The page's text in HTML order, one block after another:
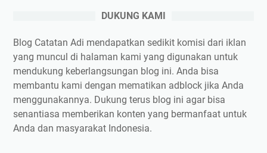
DUKUNG KAMI
Blog Catatan Adi mendapatkan sedikit komisi dari iklan
yang muncul di halaman kami yang digunakan untuk
mendukung keberlangsungan blog ini. Anda bisa
membantu kami dengan mematikan adblock jika Anda
menggunakannya. Dukung terus blog ini agar bisa
senantiasa memberikan konten yang bermanfaat untuk
Anda dan masyarakat Indonesia.